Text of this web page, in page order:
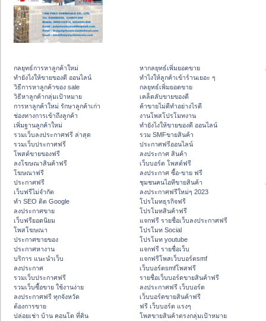
กลยุทธ์การหาลูกค้าใหม่
ทํายังไงให้ขายของดี ออนไลน์
วิธีการหาลูกค้าของ sale
วิธีหาลูกค้ากลุ่มเป้าหมาย
การหาลูกค้าใหม่ รักษาลูกค้าเก่า
ช่องทางการเข้าถึงลูกค้า
เพิ่มฐานลูกค้าใหม่
รวมเว็บลงประกาศฟรี ล่าสุด
รวมเว็บประกาศฟรี
โพสต์ขายของฟรี
ลงโฆษณาสินค้าฟรี
โฆษณาฟรี
ประกาศฟรี
เว็บฟรีไม่จำกัด
ทำ SEO ติด Google
ลงประกาศขาย
เว็บฟรียอดนิยม
โพสโฆษณา
ประกาศขายของ
ประกาศหางาน
บริการ แนะนำเว็บ
ลงประกาศ
รวมเว็บประกาศฟรี
รวมเว็บซื้อขาย ใช้งานง่าย
ลงประกาศฟรี ทุกจังหวัด
ต้องการขาย
ปล่อยเช่า บ้าน คอนโด ที่ดิน
หากลยุทธ์เพิ่มยอดขาย
ทําไงให้ลูกค้าเข้าร้านเยอะ ๆ
กลยุทธ์เพิ่มยอดขาย
เคล็ดลับขายของดี
ค้าขายไม่ดีทำอย่างไรดี
งานโพสโปรโมทงาน
ทํายังไงให้ขายของดี ออนไลน์
รวม SMFขายสินค้า
ประกาศฟรีออนไลน์
ลงประกาศ สินค้า
เว็บบอร์ด โพสต์ฟรี
ลงประกาศ ซื้อ-ขาย ฟรี
ชุมชนคนไอทีขายสินค้า
ลงประกาศฟรีใหม่ๆ 2023
โปรโมทธุรกิจฟรี
โปรโมทสินค้าฟรี
แจกฟรี รายชื่อเว็บลงประกาศฟรี
โปรโมท Social
โปรโมท youtube
แจกฟรี รายชื่อเว็บ
แจกฟรีโพสเว็บบอร์ดsmf
เว็บบอร์ดsmfโพสฟรี
รายชื่อเว็บบอร์ดขายสินค้าฟรี
ลงประกาศฟรี เว็บบอร์ด
เว็บบอร์ดขายสินค้าฟรี
ฟรี เว็บบอร์ด แรงๆ
โพสขายสินค้าตรงกลุ่มเป้าหมาย